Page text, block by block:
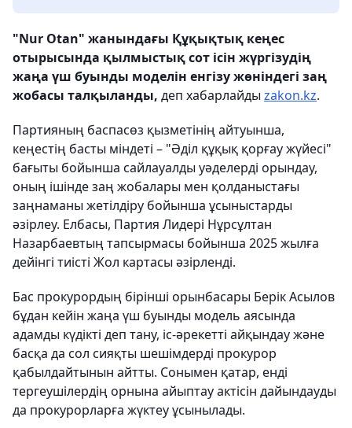
"Nur Otan" жанындағы Құқықтық кеңес
отырысында қылмыстық сот ісін жүргізудің
жаңа үш буынды моделін енгізу жөніндегі заң
жобасы талқыланды, деп хабарлайды zakon.kz.
Партияның баспасөз қызметінің айтуынша,
кеңестің басты міндеті – "Әділ құқық қорғау жүйесі"
бағыты бойынша сайлауалды уәделерді орындау,
оның ішінде заң жобалары мен қолданыстағы
заңнаманы жетілдіру бойынша ұсыныстарды
әзірлеу. Елбасы, Партия Лидері Нұрсұлтан
Назарбаевтың тапсырмасы бойынша 2025 жылға
дейінгі тиісті Жол картасы әзірленді.
Бас прокурордың бірінші орынбасары Берік Асылов
бұдан кейін жаңа үш буынды модель аясында
адамды күдікті деп тану, іс-әрекетті айқындау және
басқа да сол сияқты шешімдерді прокурор
қабылдайтынын айтты. Сонымен қатар, енді
тергеушілердің орнына айыптау актісін дайындауды
да прокурорларға жүктеу ұсынылады.